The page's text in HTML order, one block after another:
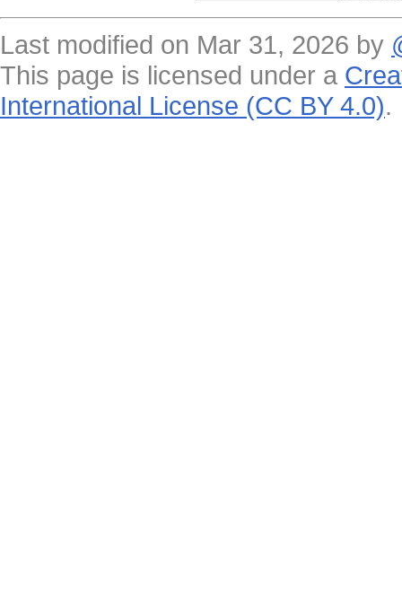
Last modified on Mar 31, 2026 by
This page is licensed under a
International License (CC BY 4.0).